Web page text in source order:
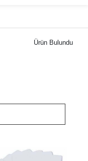
Ürün Bulundu